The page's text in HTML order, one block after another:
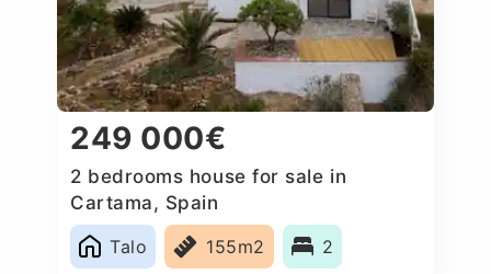
249 000€
2 bedrooms house for sale in
Cartama, Spain
Talo
155m2 2